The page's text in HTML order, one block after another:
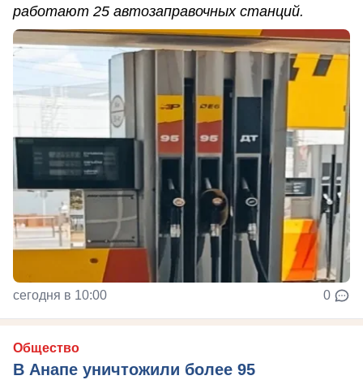
работают 25 автозаправочных станций.
сегодня в 10:00 0
Общество
В Анапе уничтожили более 95